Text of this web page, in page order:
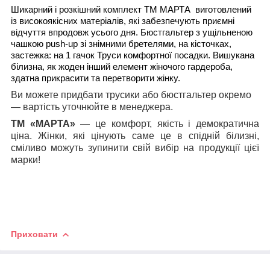
Шикарний і розкішний комплект ТМ МАРТА виготовлений
із високоякісних матеріалів, які забезпечують приємні
відчуття впродовж усього дня. Бюстгальтер з ущільненою
чашкою push-up зі знімними бретелями, на кісточках,
застежка: на 1 гачок Труси комфортної посадки. Вишукана
білизна, як жоден інший елемент жіночого гардероба,
здатна прикрасити та перетворити жінку.
Ви можете придбати трусики або бюстгальтер окремо
— вартість уточнюйте в менеджера.
ТМ «МАРТА»— це комфорт, якість і демократична
ціна. Жінки, які цінують саме це в спідній білизні,
сміливо можуть зупинити свій вибір на продукції цієї
марки!
Приховати